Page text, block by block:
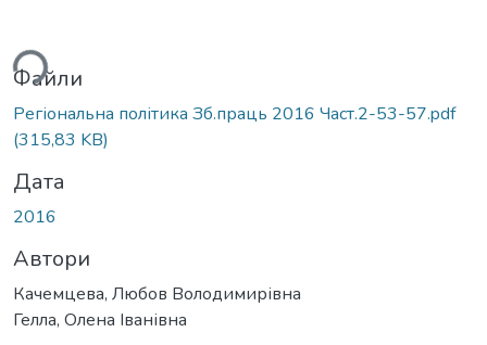
Файли
Регіональна політика Зб.праць 2016 Част.2-53-57.pdf
(315,83 KB)
Дата
2016
Автори
Качемцева, Любов Володимирівна
Гелла, Олена Іванівна